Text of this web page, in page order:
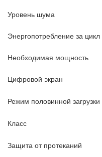
Уровень шума
Энергопотребление за цикл
Необходимая мощность
Цифровой экран
Режим половинной загрузки
Класс
Защита от протеканий